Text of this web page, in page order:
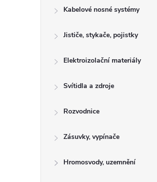
Kabelové nosné systémy
Jističe, stykače, pojistky
Elektroizolační materiály
Svítidla a zdroje
Rozvodnice
Zásuvky, vypínače
Hromosvody, uzemnění